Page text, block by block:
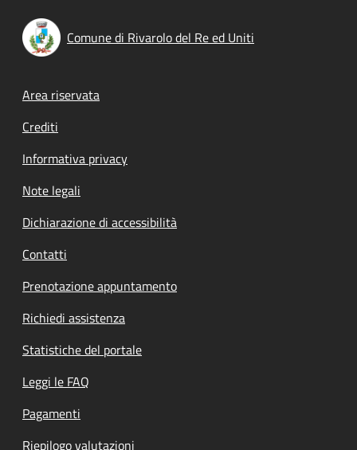
Comune di Rivarolo del Re ed Uniti
Footer menu
Area riservata
Crediti
Informativa privacy
Note legali
Dichiarazione di accessibilità
Contatti
Prenotazione appuntamento
Richiedi assistenza
Statistiche del portale
Leggi le FAQ
Pagamenti
Riepilogo valutazioni